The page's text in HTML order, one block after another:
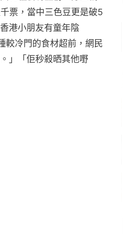
票，當中三色豆更是破5
港小朋友有童年陰
較冷門的食材超前，網民
」「佢秒殺晒其他嘢